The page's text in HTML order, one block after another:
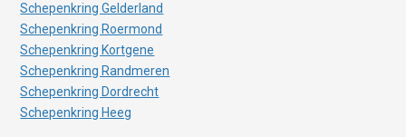
Schepenkring Gelderland
Schepenkring Roermond
Schepenkring Kortgene
Schepenkring Randmeren
Schepenkring Dordrecht
Schepenkring Heeg